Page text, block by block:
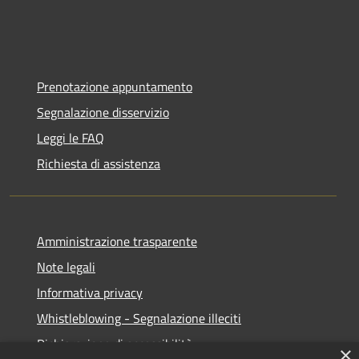
Prenotazione appuntamento
Segnalazione disservizio
Leggi le FAQ
Richiesta di assistenza
Amministrazione trasparente
Note legali
Informativa privacy
Whistleblowing - Segnalazione illeciti
Dichiarazione di accessibilità